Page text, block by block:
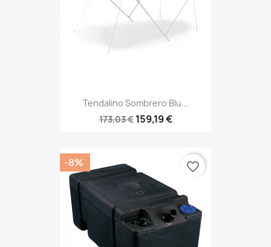
Tendalino Sombrero Blu...
173,03 € 159,19 €
-8% favorite_border